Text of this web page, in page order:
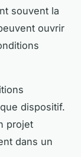
souvent la
ouvrir
dispositif.
projet
dans un